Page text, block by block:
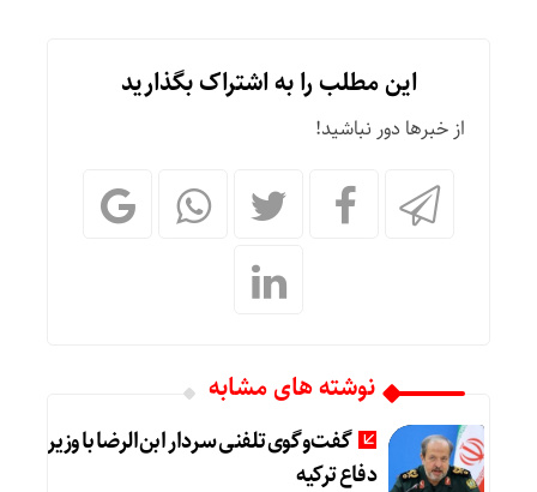
این مطلب را به اشتراک بگذارید
از خبرها دور نباشید!
نوشته های مشابه
گفت‌وگوی تلفنی سردار ابن‌الرضا با وزیر
دفاع ترکیه